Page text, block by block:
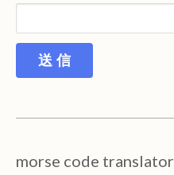
送 信
morse code translator